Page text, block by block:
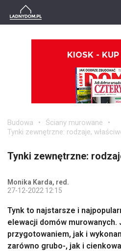
KIOSK - KUP
Budowa
Ściany murowane
Tynki zewnętrzne: rodzaje,
Tynki zewnętrzne:
Monika Karda, red.
27-12-2022 12:15
Tynk to najstarsze i
elewacji domów murowanych.
przygotowaniem, jak i
zarówno grubo-, jak i